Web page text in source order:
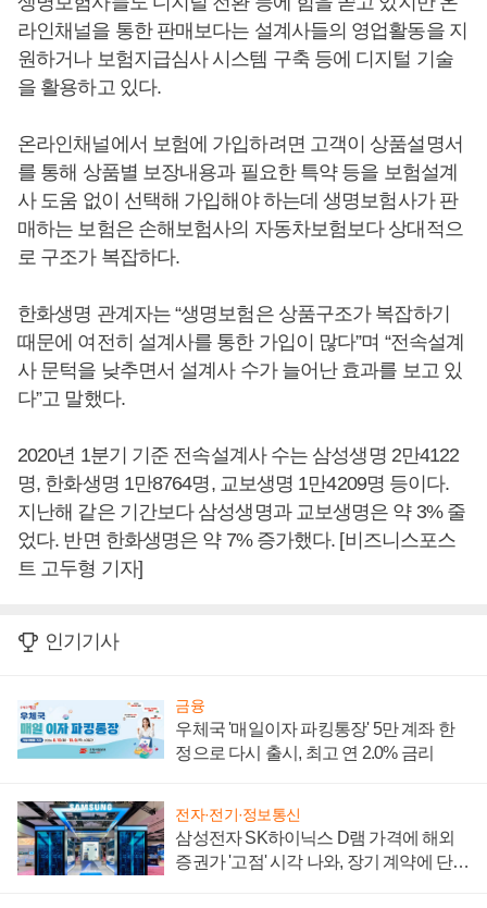
라인채널을 통한 판매보다는 설계사들의 영업활동을 지
원하거나 보험지급심사 시스템 구축 등에 디지털 기술
을 활용하고 있다.
온라인채널에서 보험에 가입하려면 고객이 상품설명서
를 통해 상품별 보장내용과 필요한 특약 등을 보험설계
사 도움 없이 선택해 가입해야 하는데 생명보험사가 판
매하는 보험은 손해보험사의 자동차보험보다 상대적으
로 구조가 복잡하다.
한화생명 관계자는 “생명보험은 상품구조가 복잡하기
때문에 여전히 설계사를 통한 가입이 많다”며 “전속설계
사 문턱을 낮추면서 설계사 수가 늘어난 효과를 보고 있
다”고 말했다.
2020년 1분기 기준 전속설계사 수는 삼성생명 2만4122
명, 한화생명 1만8764명, 교보생명 1만4209명 등이다.
지난해 같은 기간보다 삼성생명과 교보생명은 약 3% 줄
었다. 반면 한화생명은 약 7% 증가했다. [비즈니스포스
트 고두형 기자]
인기기사
금융
우체국 '매일이자 파킹통장' 5만 계좌 한
정으로 다시 출시, 최고 연 2.0% 금리
전자·전기·정보통신
삼성전자 SK하이닉스 D램 가격에 해외
증권가 '고점' 시각 나와, 장기 계약에 단점